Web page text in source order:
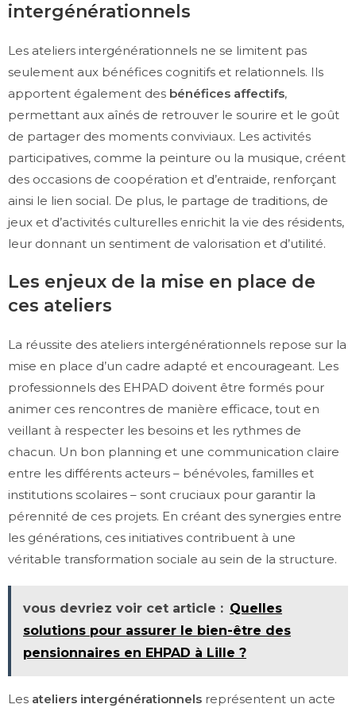
intergénérationnels
Les ateliers intergénérationnels ne se limitent pas
seulement aux bénéfices cognitifs et relationnels. Ils
apportent également des bénéfices affectifs,
permettant aux aînés de retrouver le sourire et le goût
de partager des moments conviviaux. Les activités
participatives, comme la peinture ou la musique, créent
des occasions de coopération et d’entraide, renforçant
ainsi le lien social. De plus, le partage de traditions, de
jeux et d’activités culturelles enrichit la vie des résidents,
leur donnant un sentiment de valorisation et d’utilité.
Les enjeux de la mise en place de
ces ateliers
La réussite des ateliers intergénérationnels repose sur la
mise en place d’un cadre adapté et encourageant. Les
professionnels des EHPAD doivent être formés pour
animer ces rencontres de manière efficace, tout en
veillant à respecter les besoins et les rythmes de
chacun. Un bon planning et une communication claire
entre les différents acteurs – bénévoles, familles et
institutions scolaires – sont cruciaux pour garantir la
pérennité de ces projets. En créant des synergies entre
les générations, ces initiatives contribuent à une
véritable transformation sociale au sein de la structure.
vous devriez voir cet article : Quelles
solutions pour assurer le bien-être des
pensionnaires en EHPAD à Lille ?
Les ateliers intergénérationnels représentent un acte